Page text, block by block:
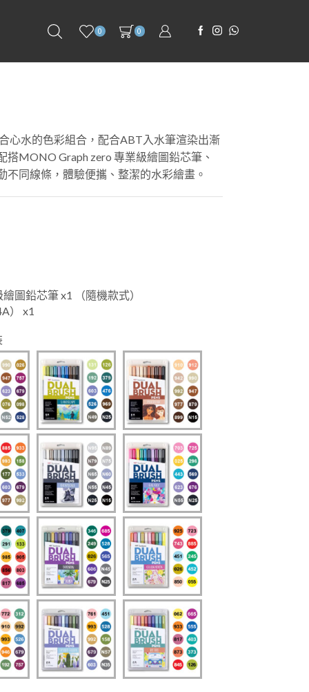
0 0
心水的色彩組合，配合ABT入水筆渲染出漸
搭MONO Graph zero 專業級繪圖鉛芯筆、
不同線條，體驗便攜、整潔的水彩繪畫。
圖鉛芯筆 x1 （隨機款式）
） x1